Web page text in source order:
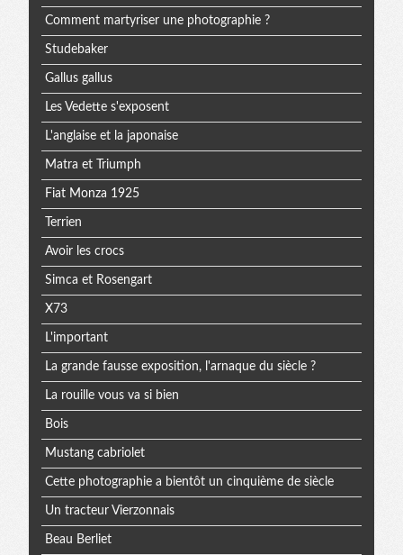
Comment martyriser une photographie ?
Studebaker
Gallus gallus
Les Vedette s'exposent
L'anglaise et la japonaise
Matra et Triumph
Fiat Monza 1925
Terrien
Avoir les crocs
Simca et Rosengart
X73
L'important
La grande fausse exposition, l'arnaque du siècle ?
La rouille vous va si bien
Bois
Mustang cabriolet
Cette photographie a bientôt un cinquième de siècle
Un tracteur Vierzonnais
Beau Berliet